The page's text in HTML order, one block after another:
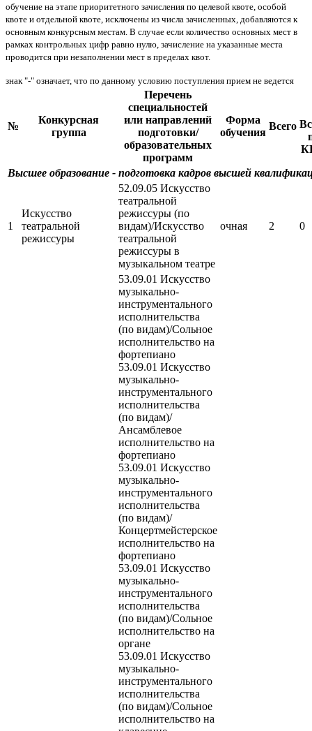
обучение на этапе приоритетного зачисления по целевой квоте, особой
квоте и отдельной квоте, исключены из числа зачисленных, добавляются к
основным конкурсным местам. В случае если количество основных мест в
рамках контрольных цифр равно нулю, зачисление на указанные места
проводится при незаполнении мест в пределах квот.
знак "-" означает, что по данному условию поступления прием не ведется
№
Конкурсная
группа
Перечень
специальностей
или направлений
подготовки/
образовательных
программ
Форма
обучения
Всего
Высшее образование - подготовка кадров высшей
1
Искусство
театральной
режиссуры
52.09.05 Искусство
театральной
режиссуры (по
видам)/Искусство
театральной
режиссуры в
музыкальном театре
очная 2 0
53.09.01 Искусство
музыкально-
инструментального
исполнительства
(по видам)/Сольное
исполнительство на
фортепиано
53.09.01 Искусство
музыкально-
инструментального
исполнительства
(по видам)/
Ансамблевое
исполнительство на
фортепиано
53.09.01 Искусство
музыкально-
инструментального
исполнительства
(по видам)/
Концертмейстерское
исполнительство на
фортепиано
53.09.01 Искусство
музыкально-
инструментального
исполнительства
(по видам)/Сольное
исполнительство на
органе
53.09.01 Искусство
музыкально-
инструментального
исполнительства
(по видам)/Сольное
исполнительство на